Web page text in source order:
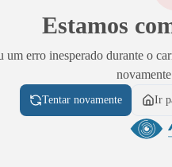
Estamos
um erro inesperado durante o
Tentar novamente Ir